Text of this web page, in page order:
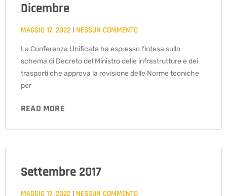
Dicembre
MAGGIO 17, 2022 NESSUN COMMENTO
La Conferenza Unificata ha espresso l’intesa sullo
schema di Decreto del Ministro delle infrastrutture e dei
trasporti che approva la revisione delle Norme tecniche
per
READ MORE
Settembre 2017
MAGGIO 17, 2022 NESSUN COMMENTO